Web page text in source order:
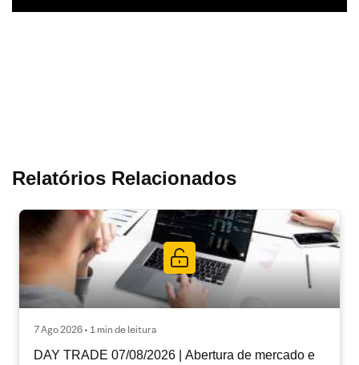
Relatórios Relacionados
7 Ago 2026 • 1 min de leitura
DAY TRADE 07/08/2026 | Abertura de mercado e